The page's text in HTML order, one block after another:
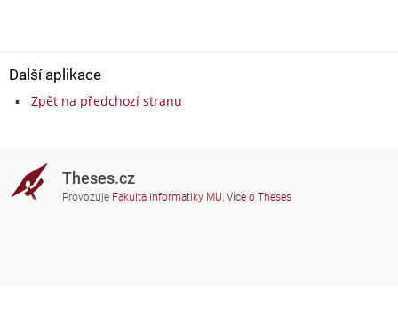
Další aplikace
Zpět na předchozí stranu
Theses.cz
Provozuje Fakulta informatiky MU, Více o Theses